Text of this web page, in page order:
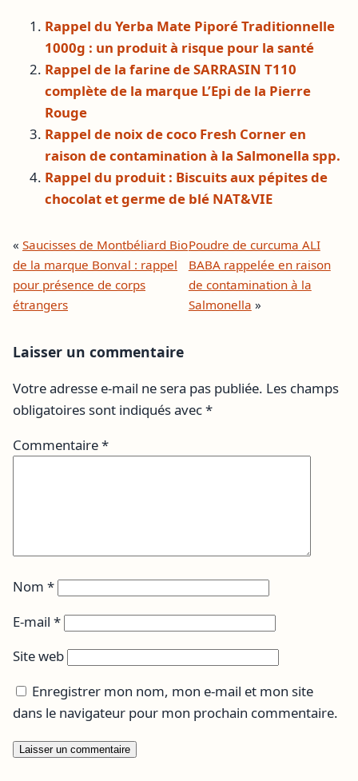
Rappel du Yerba Mate Piporé Traditionnelle
1000g : un produit à risque pour la santé
Rappel de la farine de SARRASIN T110
complète de la marque L’Epi de la Pierre
Rouge
Rappel de noix de coco Fresh Corner en
raison de contamination à la Salmonella spp.
Rappel du produit : Biscuits aux pépites de
chocolat et germe de blé NAT&VIE
« Saucisses de Montbéliard Bio
de la marque Bonval : rappel
pour présence de corps
étrangers
Poudre de curcuma ALI
BABA rappelée en raison
de contamination à la
Salmonella »
Laisser un commentaire
Votre adresse e-mail ne sera pas publiée. Les champs
obligatoires sont indiqués avec*
Commentaire*
Nom *
E-mail *
Site web
Enregistrer mon nom, mon e-mail et mon site
dans le navigateur pour mon prochain commentaire.